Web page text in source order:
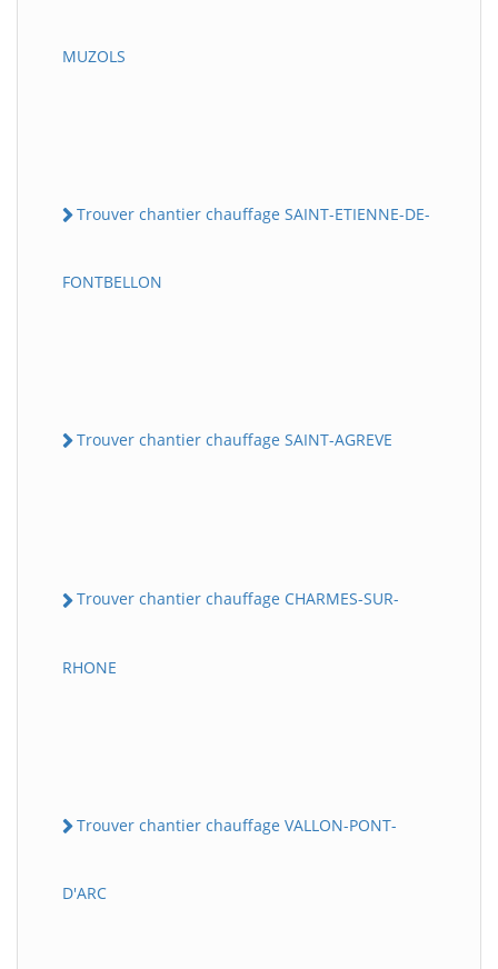
MUZOLS
Trouver chantier chauffage SAINT-ETIENNE-DE-
FONTBELLON
Trouver chantier chauffage SAINT-AGREVE
Trouver chantier chauffage CHARMES-SUR-
RHONE
Trouver chantier chauffage VALLON-PONT-
D'ARC